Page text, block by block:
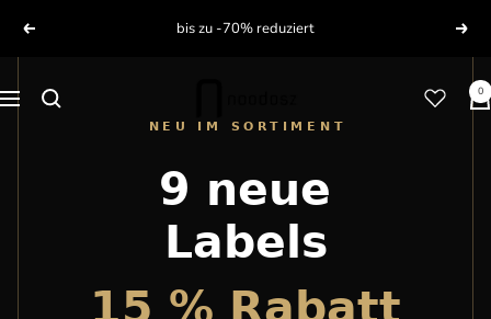
zum
Inhalt
Zurück bis zu -70% reduziert
Navigation
0